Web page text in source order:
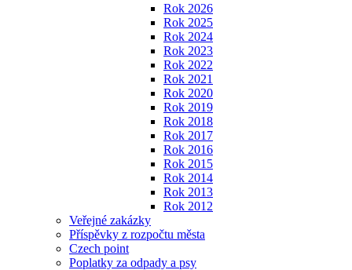
Rok 2026
Rok 2025
Rok 2024
Rok 2023
Rok 2022
Rok 2021
Rok 2020
Rok 2019
Rok 2018
Rok 2017
Rok 2016
Rok 2015
Rok 2014
Rok 2013
Rok 2012
Veřejné zakázky
Příspěvky z rozpočtu města
Czech point
Poplatky za odpady a psy